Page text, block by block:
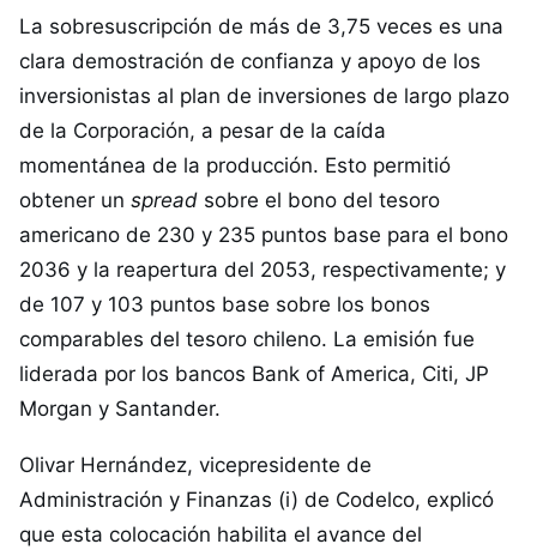
La sobresuscripción de más de 3,75 veces es una
clara demostración de confianza y apoyo de los
inversionistas al plan de inversiones de largo plazo
de la Corporación, a pesar de la caída
momentánea de la producción. Esto permitió
obtener un spread sobre el bono del tesoro
americano de 230 y 235 puntos base para el bono
2036 y la reapertura del 2053, respectivamente; y
de 107 y 103 puntos base sobre los bonos
comparables del tesoro chileno. La emisión fue
liderada por los bancos Bank of America, Citi, JP
Morgan y Santander.
Olivar Hernández, vicepresidente de
Administración y Finanzas (i) de Codelco, explicó
que esta colocación habilita el avance del